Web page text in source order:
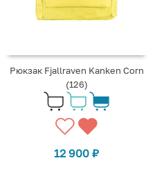
Рюкзак Fjallraven Kanken Corn
(126)
12 900 ₽